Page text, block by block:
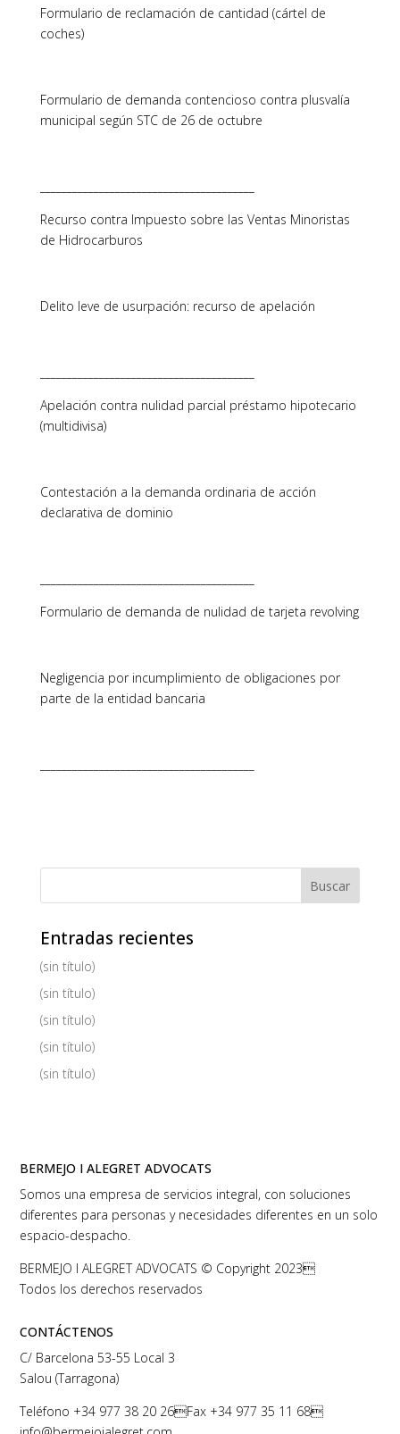
Formulario de reclamación de cantidad (cártel de
coches)
Formulario de demanda contencioso contra plusvalía
municipal según STC de 26 de octubre
Recurso contra Impuesto sobre las Ventas Minoristas
de Hidrocarburos
Delito leve de usurpación: recurso de apelación
Apelación contra nulidad parcial préstamo hipotecario
(multidivisa)
Contestación a la demanda ordinaria de acción
declarativa de dominio
Formulario de demanda de nulidad de tarjeta revolving
Negligencia por incumplimiento de obligaciones por
parte de la entidad bancaria
Entradas recientes
(sin título)
(sin título)
(sin título)
(sin título)
(sin título)
BERMEJO I ALEGRET ADVOCATS
Somos una empresa de servicios integral, con soluciones
diferentes para personas y necesidades diferentes en un solo
espacio-despacho.
BERMEJO I ALEGRET ADVOCATS © Copyright 2023
Todos los derechos reservados
CONTÁCTENOS
C/ Barcelona 53-55 Local 3
Salou (Tarragona)
Teléfono +34 977 38 20 26Fax +34 977 35 11 68